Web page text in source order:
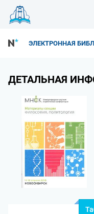
ЭЛЕКТРОННАЯ
ДЕТАЛЬНАЯ